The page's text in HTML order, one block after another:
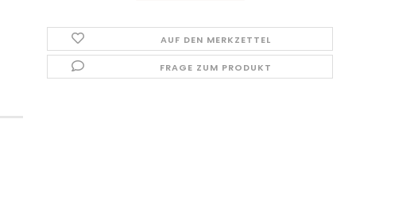
AUF DEN MERKZETTEL
FRAGE ZUM PRODUKT